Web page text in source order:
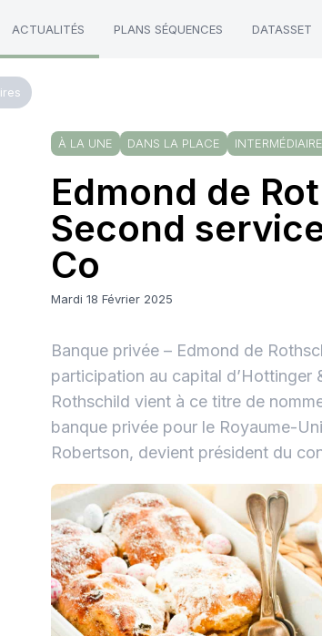
ACTUALITÉS PLANS SÉQUENCES DATASSET
À LA UNE DANS LA PLACE
Edmond de
Second
Co
Mardi 18 Février 2025
Banque privée – Edmond de
participation au capital d’Hottinger
Rothschild vient à ce titre de
banque privée pour le Royaume-
Robertson, devient président du